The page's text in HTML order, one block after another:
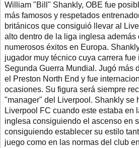
William "Bill" Shankly, OBE fue
más famosos y respetados
británicos que consiguió llevar al
alto dentro de la liga inglesa además
numerosos éxitos en Europa.
jugador muy técnico cuya carrera fue
Segunda Guerra Mundial. Jugó más
el Preston North End y fue
ocasiones. Su figura será siempre
"manager" del Liverpool. Shankly se
Liverpool FC cuando este estaba en
inglesa consiguiendo el ascenso en
consiguiendo establecer su estilo
juego como en las normas del club